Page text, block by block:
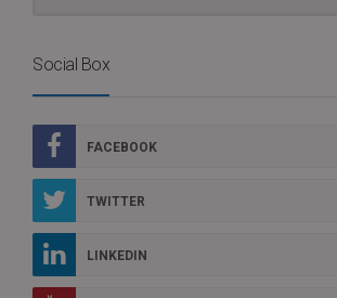
Social Box
FACEBOOK
TWITTER
LINKEDIN